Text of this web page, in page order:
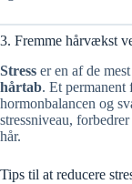
3. Fremme hårvækst
Stress er en af de
hårtab. Et
hormonbalancen og
stressniveau,
hår.
Tips til at reducere